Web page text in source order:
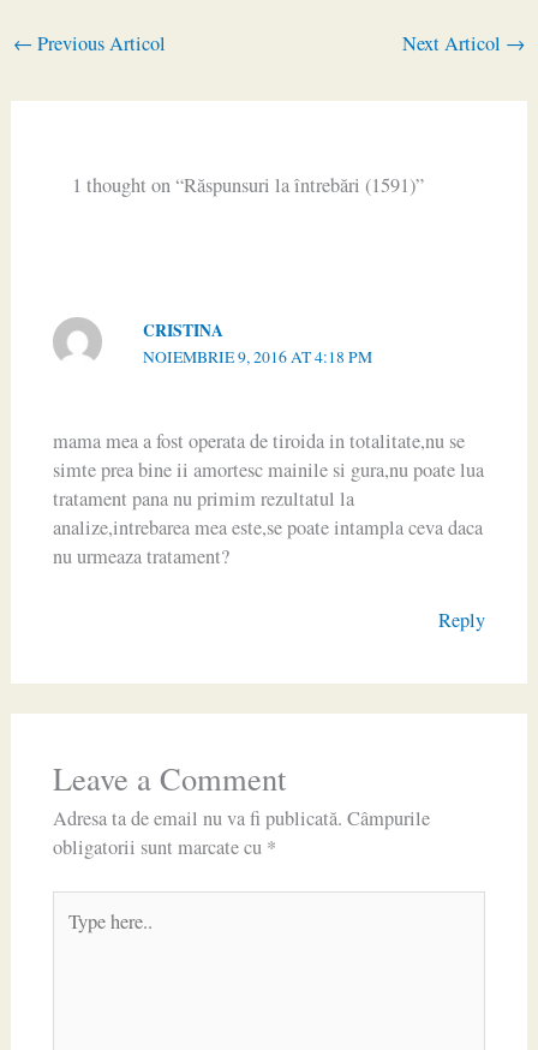
← Previous Articol Next Articol →
1 thought on “Răspunsuri la întrebări (1591)”
CRISTINA
NOIEMBRIE 9, 2016 AT 4:18 PM
mama mea a fost operata de tiroida in totalitate,nu se
simte prea bine ii amortesc mainile si gura,nu poate lua
tratament pana nu primim rezultatul la
analize,intrebarea mea este,se poate intampla ceva daca
nu urmeaza tratament?
Reply
Leave a Comment
Adresa ta de email nu va fi publicată. Câmpurile
obligatorii sunt marcate cu *
here..